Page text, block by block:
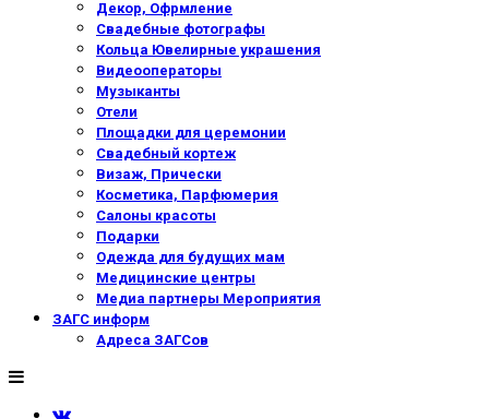
Декор, Офрмление
Свадебные фотографы
Кольца Ювелирные украшения
Видеооператоры
Музыканты
Отели
Площадки для церемонии
Свадебный кортеж
Визаж, Прически
Косметика, Парфюмерия
Салоны красоты
Подарки
Одежда для будущих мам
Медицинские центры
Медиа партнеры Мероприятия
ЗАГС информ
Адреса ЗАГСов